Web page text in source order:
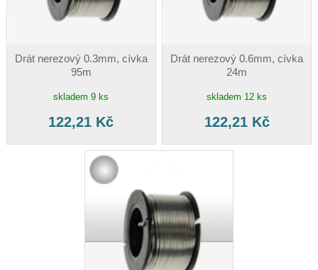
Drát nerezový 0.3mm, cívka
95m
skladem 9 ks
122,21 Kč
Drát nerezový 0.6mm, cívka
24m
skladem 12 ks
122,21 Kč